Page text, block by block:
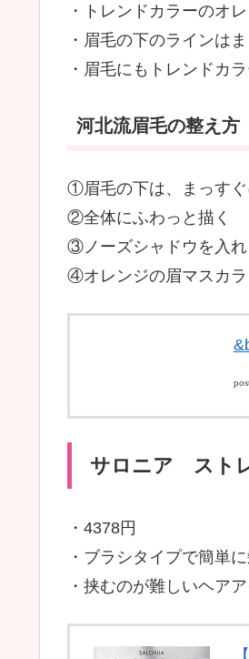
・トレンドカラーのオ
・眉毛の下のラインは
・眉毛にもトレンドカ
河北流眉毛の整え方
①眉毛の下は、まっすぐ
②全体にふわっと描く
③ノーズシャドウを入れ
④オレンジの眉マスカ
サロニア スト
・4378円
・ブラシタイプで簡単
・挟むのが難しいヘア